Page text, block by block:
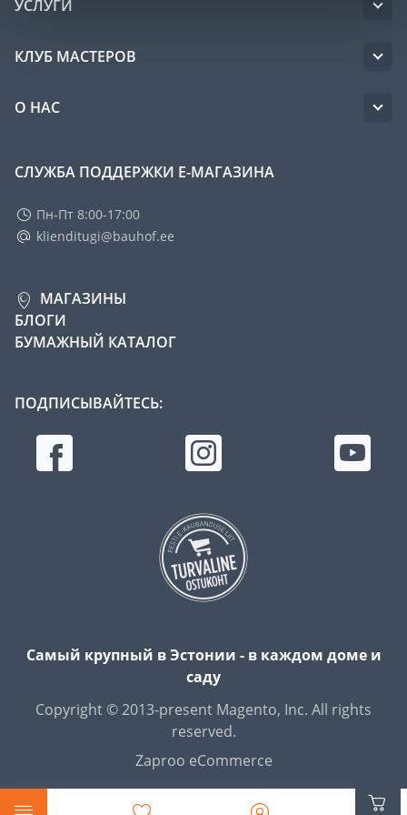
УСЛУГИ
КЛУБ МАСТЕРОВ
О НАС
СЛУЖБА ПОДДЕРЖКИ Е-МАГАЗИНА
Пн-Пт 8:00-17:00
klienditugi@bauhof.ee
МАГАЗИНЫ
БЛОГИ
БУМАЖНЫЙ КАТАЛОГ
ПОДПИСЫВАЙТЕСЬ:
Самый крупный в Эстонии - в каждом доме и
саду
Copyright © 2013-present Magento, Inc. All rights
reserved.
Zaproo eCommerce